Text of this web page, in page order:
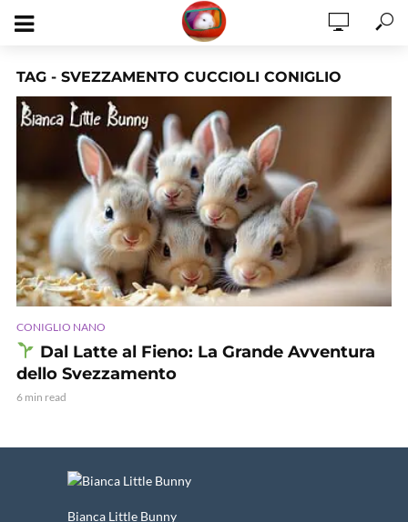
TAG - SVEZZAMENTO CUCCIOLI CONIGLIO
CONIGLIO NANO
Dal Latte al Fieno: La Grande Avventura
dello Svezzamento
6 min read
Bianca Little Bunny